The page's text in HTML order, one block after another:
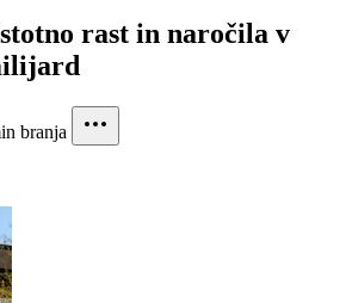
rast in naročila v
branja